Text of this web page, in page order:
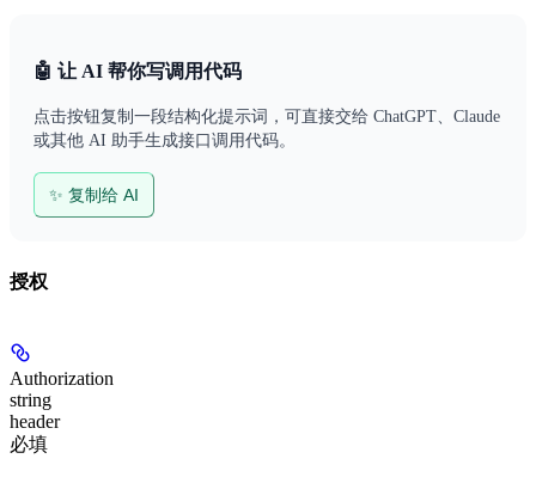
🤖 让 AI 帮你写调用代码
点击按钮复制一段结构化提示词，可直接交给 ChatGPT、Claude
或其他 AI 助手生成接口调用代码。
✨ 复制给 AI
授权
Authorization
string
header
必填